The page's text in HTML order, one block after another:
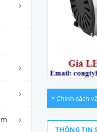
* Chính sách
THÔNG TIN